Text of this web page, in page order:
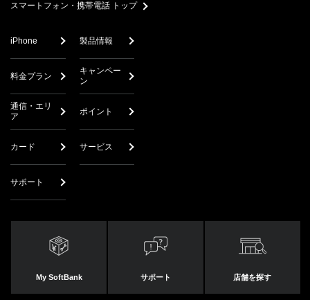
スマートフォン・携帯電話 トップ
iPhone 製品情報
料金プラン
キャンペー
ン
通信・エリ
ア
ポイント
カード サービス
サポート
My SoftBank サポート 店舗を探す